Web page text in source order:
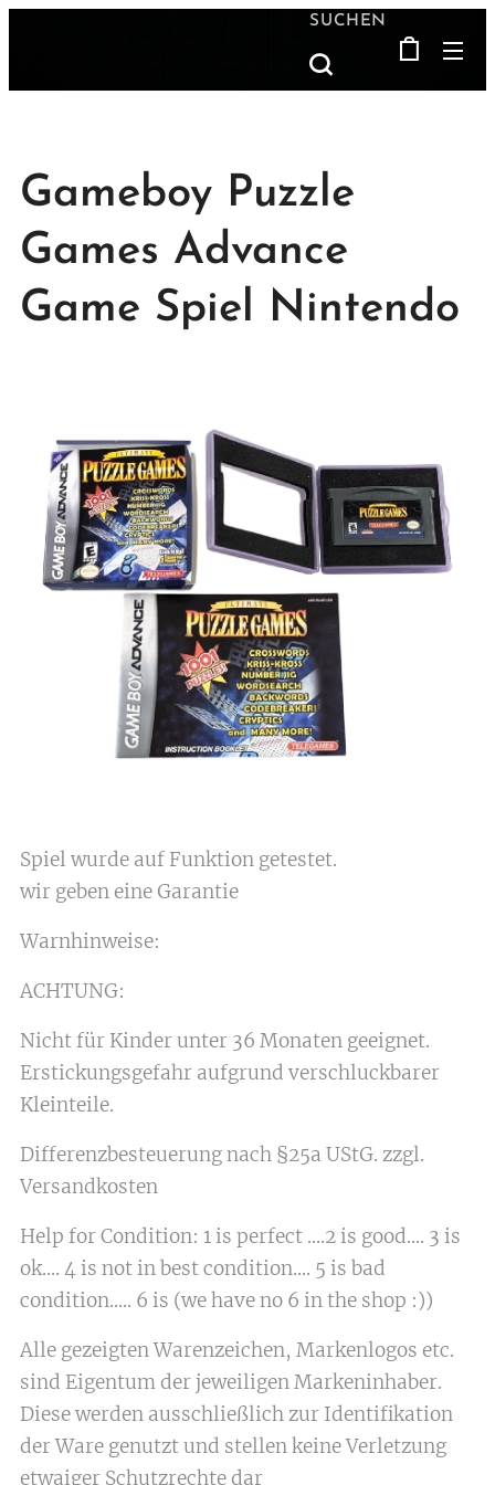
SUCHEN
Gameboy Puzzle
Games Advance
Game Spiel Nintendo
Spiel wurde auf Funktion getestet.
wir geben eine Garantie
Warnhinweise:
ACHTUNG:
Nicht für Kinder unter 36 Monaten geeignet.
Erstickungsgefahr aufgrund verschluckbarer
Kleinteile.
Differenzbesteuerung nach §25a UStG. zzgl.
Versandkosten
Help for Condition: 1 is perfect ....2 is good.... 3 is
ok.... 4 is not in best condition.... 5 is bad
condition..... 6 is (we have no 6 in the shop :))
Alle gezeigten Warenzeichen, Markenlogos etc.
sind Eigentum der jeweiligen Markeninhaber.
Diese werden ausschließlich zur Identifikation
der Ware genutzt und stellen keine Verletzung
etwaiger Schutzrechte dar